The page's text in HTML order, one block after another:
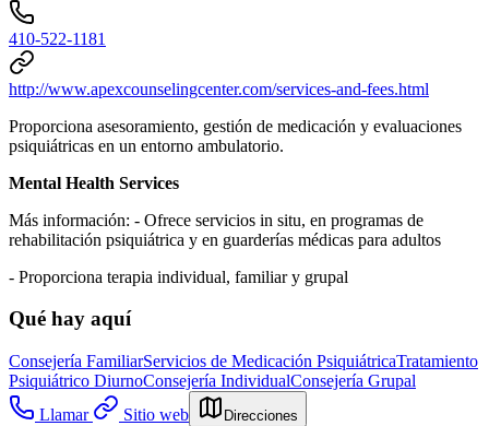
410-522-1181
http://www.apexcounselingcenter.com/services-and-fees.html
Proporciona asesoramiento, gestión de medicación y evaluaciones
psiquiátricas en un entorno ambulatorio.
Mental Health Services
Más información: - Ofrece servicios in situ, en programas de
rehabilitación psiquiátrica y en guarderías médicas para adultos
- Proporciona terapia individual, familiar y grupal
Qué hay aquí
Consejería FamiliarServicios de Medicación PsiquiátricaTratamiento
Psiquiátrico DiurnoConsejería IndividualConsejería Grupal
Llamar
Sitio web Direcciones